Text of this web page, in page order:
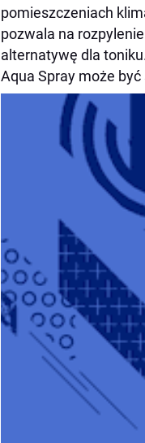
pomieszczeniach
pozwala na
alternatywę dla
Aqua Spray może